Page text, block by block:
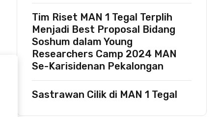
Tim Riset MAN 1 Tegal Terplih
Menjadi Best Proposal Bidang
Soshum dalam Young
Researchers Camp 2024 MAN
Se-Karisidenan Pekalongan
Sastrawan Cilik di MAN 1 Tegal